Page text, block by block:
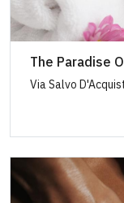
The Paradise
Via Salvo